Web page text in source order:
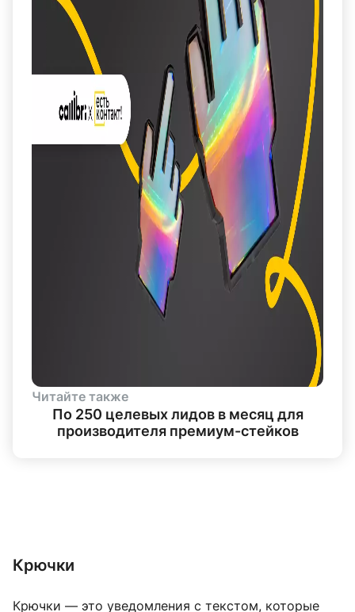
Читайте также
По 250 целевых лидов в месяц для
производителя премиум-стейков
Крючки
Крючки — это уведомления с текстом, которые